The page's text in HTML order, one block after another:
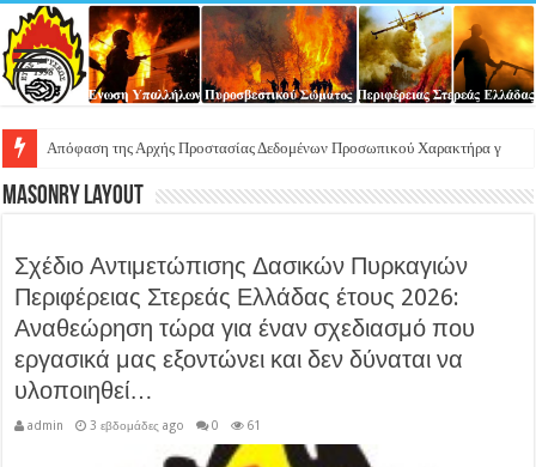
Αποδεικτι
Masonry Layout
Σχέδιο Αντιμετώπισης Δασικών Πυρκαγιών
Περιφέρειας Στερεάς Ελλάδας έτους 2026:
Αναθεώρηση τώρα για έναν σχεδιασμό που
εργασικά μας εξοντώνει και δεν δύναται να
υλοποιηθεί…
admin 3 εβδομάδες ago 0 61